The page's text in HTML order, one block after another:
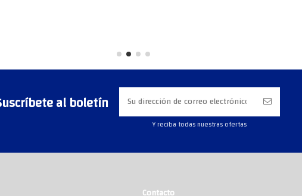
al boletín
Y reciba todas nuestras ofertas